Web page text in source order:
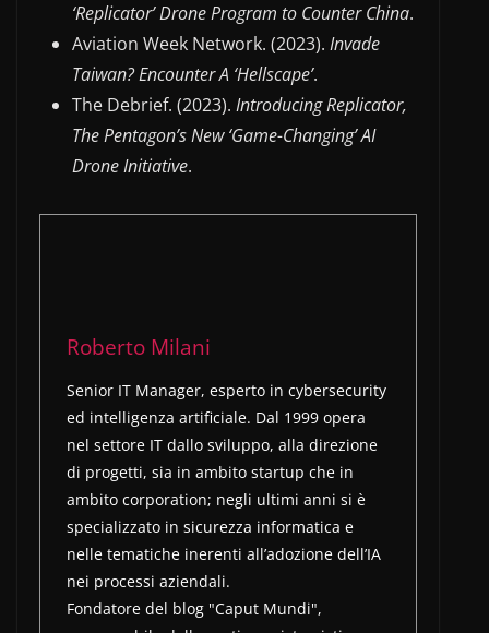
‘Replicator’ Drone Program to Counter China.
Aviation Week Network. (2023). Invade
Taiwan? Encounter A ‘Hellscape’.
The Debrief. (2023). Introducing Replicator,
The Pentagon’s New ‘Game-Changing’ AI
Drone Initiative.
Roberto Milani
Senior IT Manager, esperto in cybersecurity
ed intelligenza artificiale. Dal 1999 opera
nel settore IT dallo sviluppo, alla direzione
di progetti, sia in ambito startup che in
ambito corporation; negli ultimi anni si è
specializzato in sicurezza informatica e
nelle tematiche inerenti all’adozione dell’IA
nei processi aziendali.
Fondatore del blog "Caput Mundi",